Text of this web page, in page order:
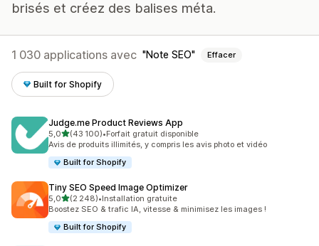
brisés et créez des balises méta.
1 030 applications avec Note SEO Effacer
Built for Shopify
Judge.me Product Reviews App
5,0étoile(s) sur 5
(43 100)
43100 avis au total
•Forfait gratuit disponible
Avis de produits illimités, y compris les avis photo et vidéo
Built for Shopify
Tiny SEO Speed Image Optimizer
5,0étoile(s) sur 5
(2 248)
2248 avis au total
•Installation gratuite
Boostez SEO & trafic IA, vitesse & minimisez les images !
Built for Shopify